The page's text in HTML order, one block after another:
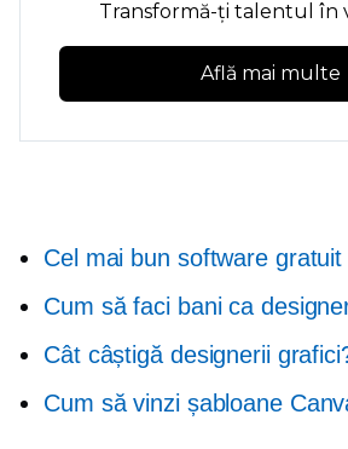
Transformă-ți talentul în
Află mai multe
Cel mai bun software
Cum să faci bani ca
Cât câștigă designerii
Cum să vinzi șabloane